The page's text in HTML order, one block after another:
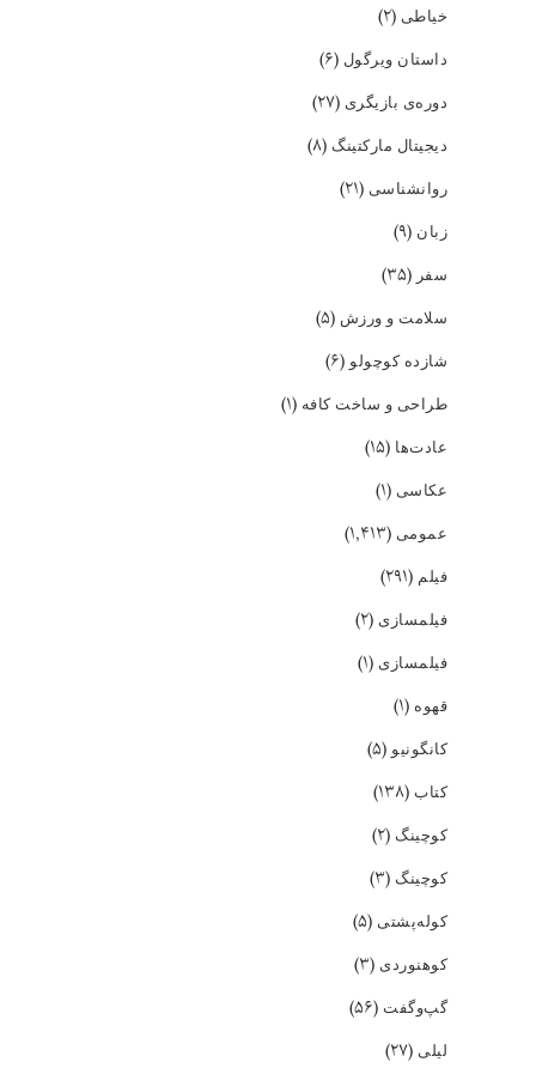
خیاطی (۲)
داستان ویرگول (۶)
دوره‌ی بازیگری (۲۷)
دیجیتال مارکتینگ (۸)
روانشناسی (۲۱)
زبان (۹)
سفر (۳۵)
سلامت و ورزش (۵)
شازده کوچولو(۶)
طراحی و ساخت کافه (۱)
عادت‌ها (۱۵)
عکاسی (۱)
عمومی (۱,۴۱۳)
فیلم (۲۹۱)
فیلمسازی (۲)
فیلمسازی (۱)
قهوه (۱)
کانگونیو(۵)
کتاب (۱۳۸)
کوچینگ (۲)
کوچینگ (۳)
کوله‌پشتی (۵)
کوهنوردی (۳)
گپ‌و‌گفت (۵۶)
لیلی (۲۷)